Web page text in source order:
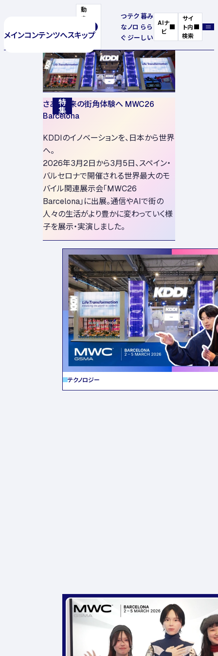
メインコンテンツへスキップ
動
き
停
つ
な
ぐ
テク
ノロ
ジー
暮
ら
し
み
ら
い
AIナ
ビ
サイ
ト内
検索
特集
さあ、未来の街角体験へ MWC26
Barcelona
KDDIのイノベーションを、日本から世界
へ。
2026年3月2日から3月5日、スペイン・
バルセロナで開催される世界最大のモ
バイル関連展示会「MWC26
Barcelona」に出展。通信やAIで街の
人々の生活がより豊かに変わっていく様
子を展示・実演しました。
テクノロジー